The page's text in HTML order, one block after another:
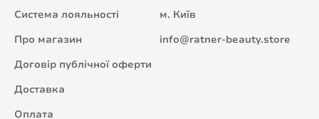
Система лояльності
Про магазин
Договір публічної оферти
Доставка
Оплата
м. Київ
info@ratner-beauty.store